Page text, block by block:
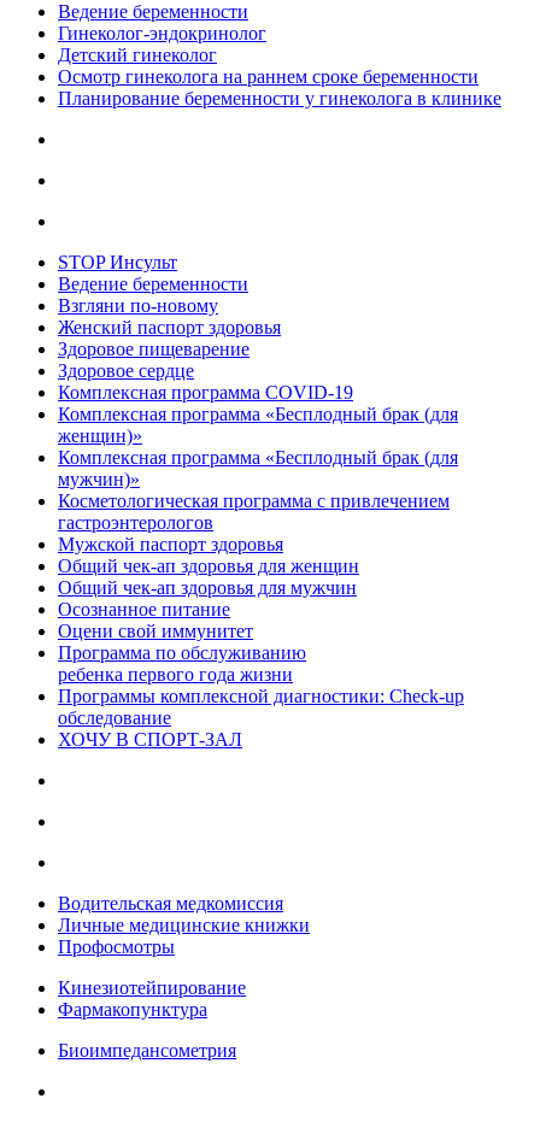
Ведение беременности
Гинеколог-эндокринолог
Детский гинеколог
Осмотр гинеколога на раннем сроке беременности
Планирование беременности у гинеколога в клинике
STOP Инсульт
Ведение беременности
Взгляни по-новому
Женский паспорт здоровья
Здоровое пищеварение
Здоровое сердце
Комплексная программа COVID-19
Комплексная программа «Бесплодный брак (для
женщин)»
Комплексная программа «Бесплодный брак (для
мужчин)»
Косметологическая программа с привлечением
гастроэнтерологов
Мужской паспорт здоровья
Общий чек-ап здоровья для женщин
Общий чек-ап здоровья для мужчин
Осознанное питание
Оцени свой иммунитет
Программа по обслуживанию
ребенка первого года жизни
Программы комплексной диагностики: Check-up
обследование
ХОЧУ В CПОРТ-ЗАЛ
Водительская медкомиссия
Личные медицинские книжки
Профосмотры
Кинезиотейпирование
Фармакопунктура
Биоимпедансометрия